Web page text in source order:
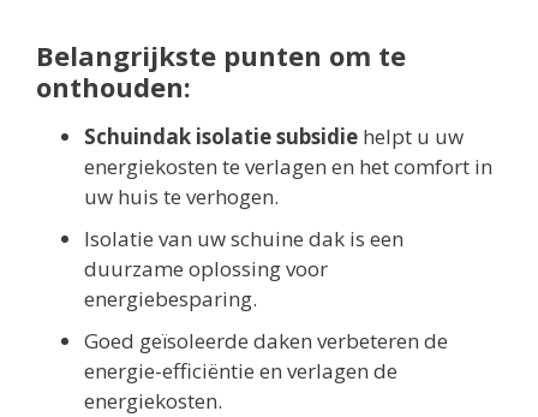
Belangrijkste punten om te
onthouden:
Schuindak isolatie subsidie helpt u uw
energiekosten te verlagen en het comfort in
uw huis te verhogen.
Isolatie van uw schuine dak is een
duurzame oplossing voor
energiebesparing.
Goed geïsoleerde daken verbeteren de
energie-efficiëntie en verlagen de
energiekosten.